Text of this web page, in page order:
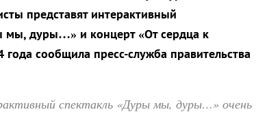
представят интерактивный
мы, дуры…» и концерт «От сердца к
сообщила пресс-служба правительства
спектакль «Дуры мы, дуры…» очень